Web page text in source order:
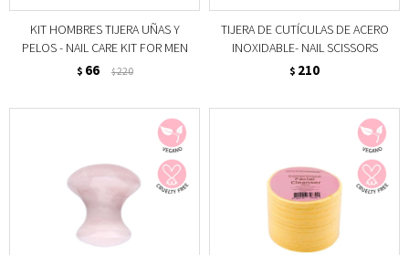
KIT HOMBRES TIJERA UÑAS Y
PELOS - NAIL CARE KIT FOR MEN
$ 66 $220
TIJERA DE CUTÍCULAS DE ACERO
INOXIDABLE- NAIL SCISSORS
$ 210